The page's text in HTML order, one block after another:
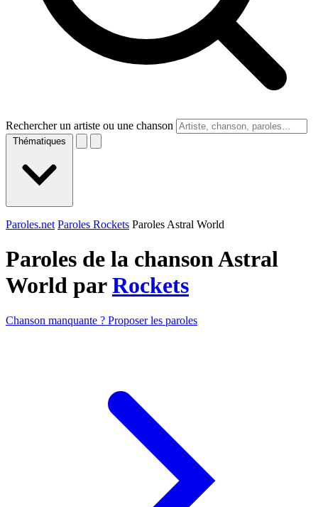
Rechercher un artiste ou une chanson
Thématiques
Paroles.net Paroles Rockets Paroles Astral World
Paroles de la chanson Astral
World parRockets
Chanson manquante ? Proposer les paroles